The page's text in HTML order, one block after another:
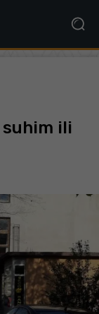
suhim ili